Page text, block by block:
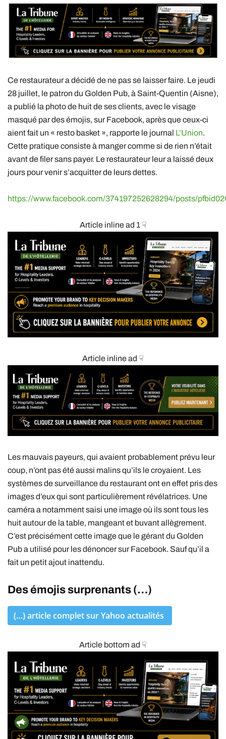
Ce restaurateur a décidé de ne pas se laisser faire. Le jeudi
28 juillet, le patron du Golden Pub, à Saint-Quentin (Aisne),
a publié la photo de huit de ses clients, avec le visage
masqué par des émojis, sur Facebook, après que ceux-ci
aient fait un « resto basket », rapporte le journal L’Union.
Cette pratique consiste à manger comme si de rien n’était
avant de filer sans payer. Le restaurateur leur a laissé deux
jours pour venir s’acquitter de leurs dettes.
https://www.facebook.com/374197252628294/posts/
Article inline ad 1 ☟
Article inline ad ☟
Les mauvais payeurs, qui avaient probablement prévu leur
coup, n’ont pas été aussi malins qu’ils le croyaient. Les
systèmes de surveillance du restaurant ont en effet pris des
images d’eux qui sont particulièrement révélatrices. Une
caméra a notamment saisi une image où ils sont tous les
huit autour de la table, mangeant et buvant allègrement.
C’est précisément cette image que le gérant du Golden
Pub a utilisé pour les dénoncer sur Facebook. Sauf qu’il a
fait un petit ajout inattendu.
Des émojis surprenants (…)
(…) article complet sur Yahoo actualités
Article bottom ad ☟